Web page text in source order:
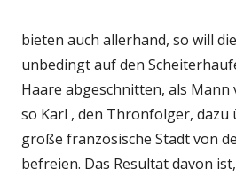
bieten auch allerhand, so will
unbedingt auf den
Haare abgeschnitten, als
so Karl , den Thronfolger, dazu
große französische Stadt von
befreien. Das Resultat davon